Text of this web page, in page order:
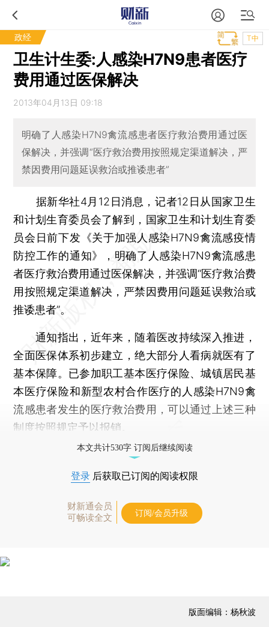
政经 T中
卫生计生委:人感染H7N9患者医疗
费用通过医保解决
2013年04月13日 09:18
明确了人感染H7N9禽流感患者医疗救治费用通过医
保解决，并强调“医疗救治费用按照规定渠道解决，严
禁因费用问题延误救治或推诿患者”
据新华社4月12日消息，记者12日从国家卫生
和计划生育委员会了解到，国家卫生和计划生育委
员会日前下发《关于加强人感染H7N9禽流感疫情
防控工作的通知》，明确了人感染H7N9禽流感患
者医疗救治费用通过医保解决，并强调“医疗救治费
用按照规定渠道解决，严禁因费用问题延误救治或
推诿患者”。
通知指出，近年来，随着医改持续深入推进，
全面医保体系初步建立，绝大部分人看病就医有了
基本保障。已参加职工基本医疗保险、城镇居民基
本医疗保险和新型农村合作医疗的人感染H7N9禽
流感患者发生的医疗救治费用，可以通过上述三种
制度按照规定予以报销。
本文共计530字 订阅后继续阅读
登录 后获取已订阅的阅读权限
财新通会员
可畅读全文
订阅/会员升级
版面编辑：杨秋波